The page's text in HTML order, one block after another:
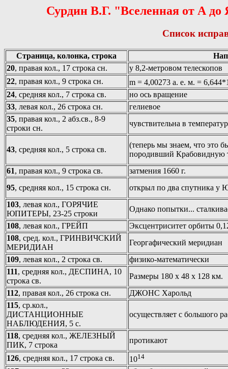
Сурдин В.Г. "Вселенная от А
Список
Страница, колонка, строка
20, правая кол., 17 строка сн.
у 8,2-метровом телескопов
22, правая кол., 9 строка сн.
m = 4,00273 а. е. м. =
24, средняя кол., 7 строка св.
но ось вращение
33, левая кол., 26 строка сн.
гелиевое
35, правая кол., 2 абз.св., 8-9
строки сн.
чувствительна в
43, средняя кол., 5 строка св.
(теперь мы знаем, что это
породивший Крабовидную
61, правая кол., 9 строка св.
затмения 1660 г.
95, средняя кол., 15 строка сн.
открыл по два спутника у
103, левая кол., ГОРЯЧИЕ
ЮПИТЕРЫ, 23-25 строки
Однако попытки...
108, левая кол., ГРЕЙП
Эксцентриситет орбиты
108, сред. кол., ГРИНВИЧСКИЙ
МЕРИДИАН
Георгафический меридиан
109, левая кол., 2 строка св.
физико-математически
111, средняя кол., ДЕСПИНА, 10
строка св.
Размеры 180 х 48 х 128 км.
112, правая кол., 26 строка сн.
ДЖОНС Харольд
115, ср.кол.,
ДИСТАНЦИОННЫЕ
НАБЛЮДЕНИЯ, 5 с.
осуществляет с большого
118, средняя кол., ЖЕЛЕЗНЫЙ
ПИК, 7 строка
протикают
126, средняя кол., 17 строка св. 1014